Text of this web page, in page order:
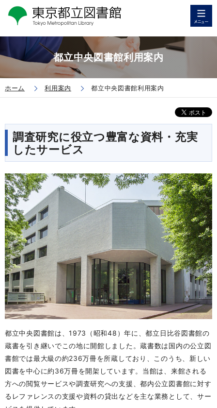
都立中央図書館利用案内
ホーム 利用案内 都立中央図書館利用案内
調査研究に役立つ豊富な資料・充実
したサービス
都立中央図書館は、1973（昭和48）年に、都立日比谷図書館の
蔵書を引き継いでこの地に開館しました。蔵書数は国内の公立図
書館では最大級の約236万冊を所蔵しており、このうち、新しい
図書を中心に約36万冊を開架しています。当館は、来館される
方への閲覧サービスや調査研究への支援、都内公立図書館に対す
るレファレンスの支援や資料の貸出などを主な業務として、サー